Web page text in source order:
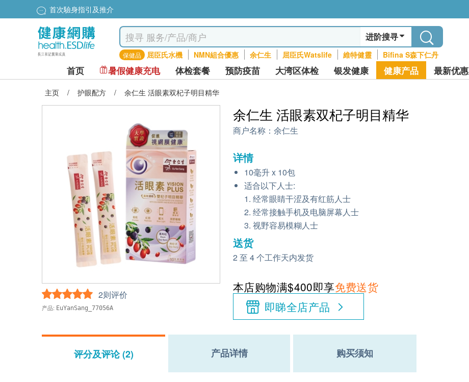
首次驗身指引及推介
进阶搜寻
保健品 屈臣氏水機 NMN組合優惠 余仁生 屈臣氏Watslife 維特健靈 Bifina S森下仁丹
首页 暑假健康充电 体检套餐 预防疫苗 大湾区体检 银发健康 健康产品 最新优惠
主页 / 护眼配方 / 余仁生 活眼素双杞子明目精华
2则评价
产品: EuYanSang_77056A
余仁生 活眼素双杞子明目精华
商户名称： 余仁生
详情
10毫升 x 10包
适合以下人士:
1. 经常眼睛干涩及有红筋人士
2. 经常接触手机及电脑屏幕人士
3. 视野容易模糊人士
送货
2 至 4 个工作天内发货
本店购物满$400即享免费送货
即睇全店产品
评分及评论 (2) 产品详情 购买须知